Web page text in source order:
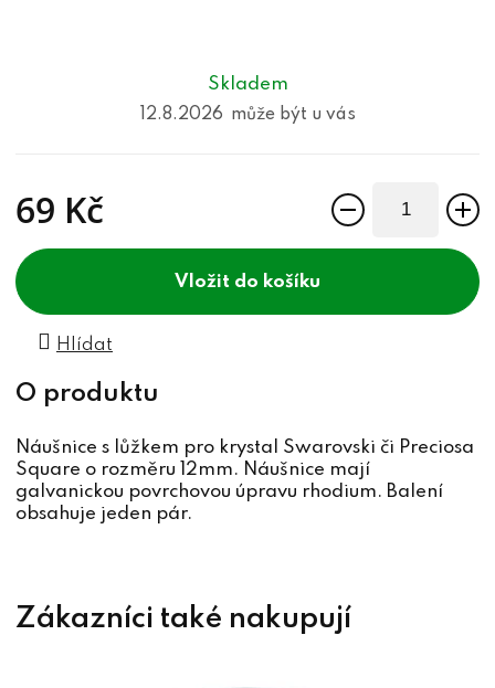
Skladem
12.8.2026
69 Kč
do košíku
Hlídat
Náušnice s lůžkem pro krystal Swarovski či Preciosa
Square o rozměru 12mm. Náušnice mají
galvanickou povrchovou úpravu rhodium. Balení
obsahuje jeden pár.